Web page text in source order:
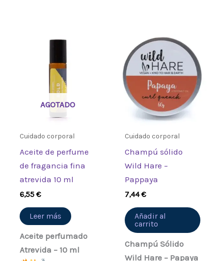
AGOTADO
Cuidado corporal
Aceite de perfume
de fragancia fina
atrevida 10 ml
6,55€
Leer más
Aceite perfumado
Atrevida – 10 ml
Cuidado corporal
Champú sólido
Wild Hare –
Pappaya
7,44€
Añadir al
carrito
Champú Sólido
Wild Hare – Papaya